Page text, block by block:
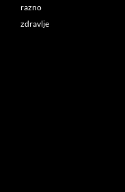
razno
zdravlje